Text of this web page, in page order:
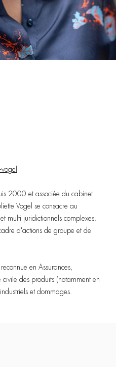
2000 et associée du cabinet
Vogel se consacre au
multi juridictionnels complexes.
d'actions de groupe et de
en Assurances,
des produits (notamment en
et dommages.